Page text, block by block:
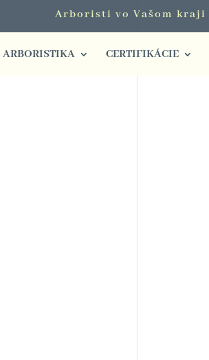
Arboristi vo Vašom kraji
ARBORISTIKA CERTIFIKÁCIE